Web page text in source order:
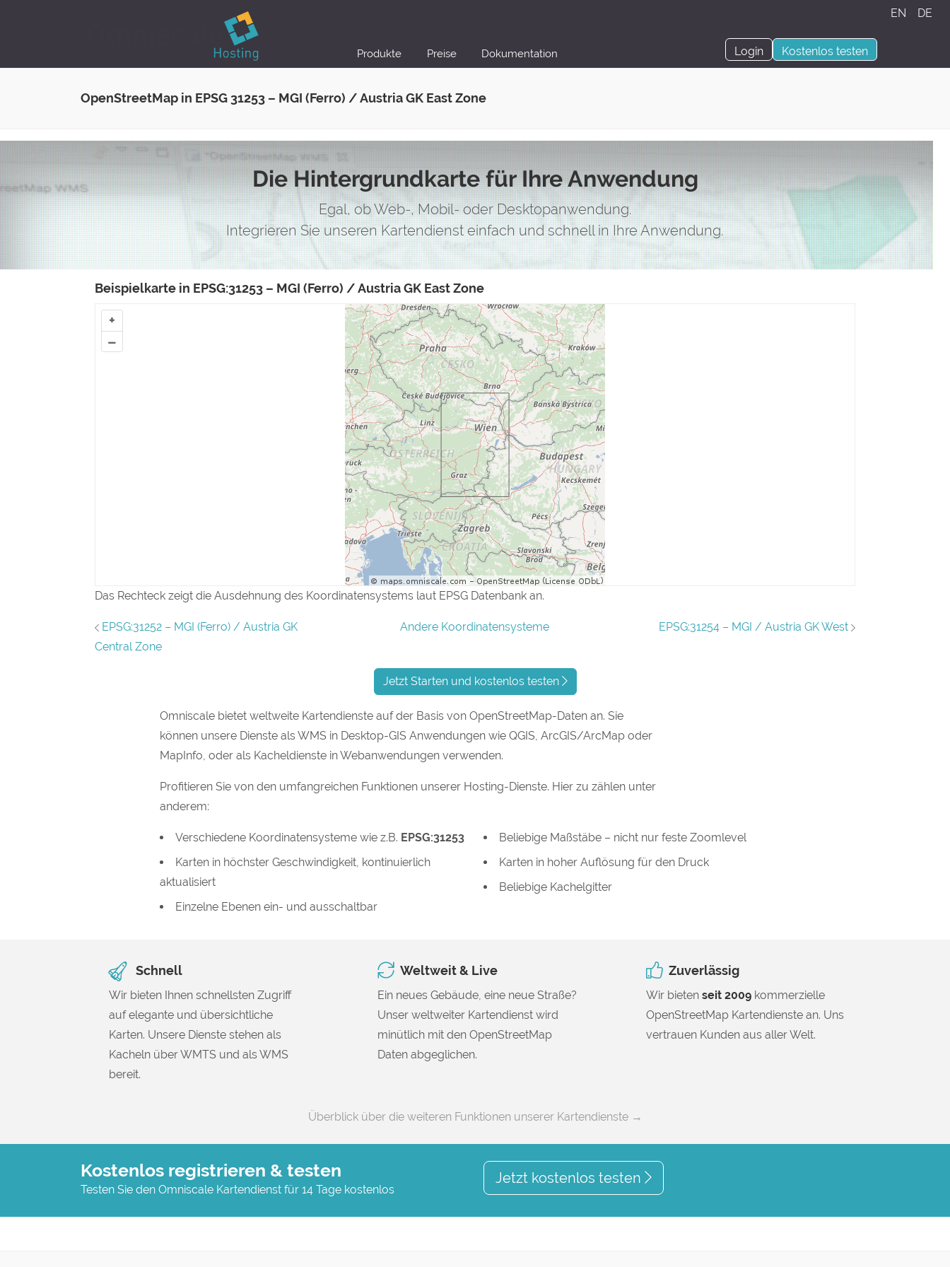
EN · DE
Produkte Preise Dokumentation Login Kostenlos testen
OpenStreetMap in EPSG 31253 – MGI (Ferro) / Austria GK East Zone
Die Hintergrundkarte für Ihre Anwendung
Egal, ob Web-, Mobil- oder Desktopanwendung.
Integrieren Sie unseren Kartendienst einfach und schnell in Ihre Anwendung.
Beispielkarte in EPSG:31253 – MGI (Ferro) / Austria GK East Zone
+
–
Das Rechteck zeigt die Ausdehnung des Koordinatensystems laut EPSG Datenbank an.
EPSG:31252 – MGI (Ferro) / Austria GK
Central Zone
Andere Koordinatensysteme EPSG:31254 – MGI / Austria GK West
Jetzt Starten und kostenlos testen
Omniscale bietet weltweite Kartendienste auf der Basis von OpenStreetMap-Daten an. Sie
können unsere Dienste als WMS in Desktop-GIS Anwendungen wie QGIS, ArcGIS/ArcMap oder
MapInfo, oder als Kacheldienste in Webanwendungen verwenden.
Profitieren Sie von den umfangreichen Funktionen unserer Hosting-Dienste. Hier zu zählen unter
anderem:
Verschiedene Koordinatensysteme wie z.B. EPSG:31253
Karten in höchster Geschwindigkeit, kontinuierlich
aktualisiert
Einzelne Ebenen ein- und ausschaltbar
Beliebige Maßstäbe – nicht nur feste Zoomlevel
Karten in hoher Auflösung für den Druck
Beliebige Kachelgitter
Schnell
Wir bieten Ihnen schnellsten Zugriff
auf elegante und übersichtliche
Karten. Unsere Dienste stehen als
Kacheln über WMTS und als WMS
bereit.
Weltweit & Live
Ein neues Gebäude, eine neue Straße?
Unser weltweiter Kartendienst wird
minütlich mit den OpenStreetMap
Daten abgeglichen.
Zuverlässig
Wir bieten seit 2009 kommerzielle
OpenStreetMap Kartendienste an. Uns
vertrauen Kunden aus aller Welt.
Überblick über die weiteren Funktionen unserer Kartendienste →
Kostenlos registrieren & testen
Testen Sie den Omniscale Kartendienst für 14 Tage kostenlos
Jetzt kostenlos testen